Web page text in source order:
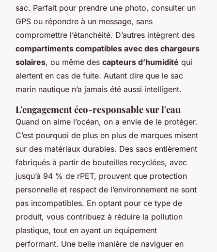
sac. Parfait pour prendre une photo, consulter un
GPS ou répondre à un message, sans
compromettre l’étanchéité. D’autres intègrent des
compartiments compatibles avec des chargeurs
solaires, ou même des capteurs d’humidité qui
alertent en cas de fuite. Autant dire que le sac
marin nautique n’a jamais été aussi intelligent.
L'engagement éco-responsable sur l'eau
Quand on aime l’océan, on a envie de le protéger.
C’est pourquoi de plus en plus de marques misent
sur des matériaux durables. Des sacs entièrement
fabriqués à partir de bouteilles recyclées, avec
jusqu’à 94 % de rPET, prouvent que protection
personnelle et respect de l’environnement ne sont
pas incompatibles. En optant pour ce type de
produit, vous contribuez à réduire la pollution
plastique, tout en ayant un équipement
performant. Une belle manière de naviguer en